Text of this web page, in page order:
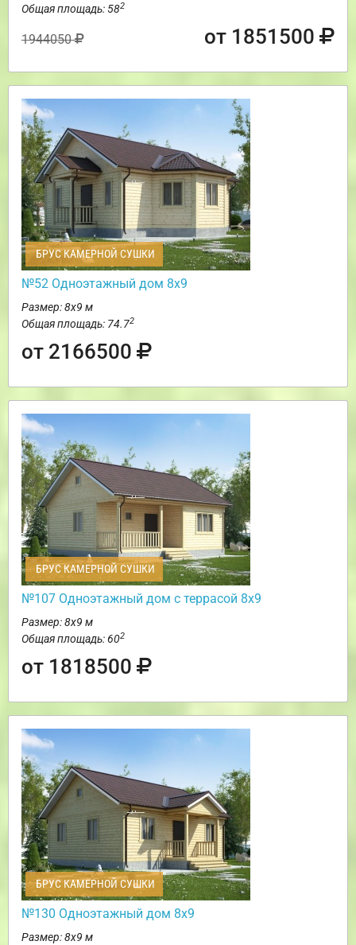
Общая площадь: 582
1944050 от 1851500
БРУС КАМЕРНОЙ СУШКИ
№52 Одноэтажный дом 8х9
Размер: 8х9 м
Общая площадь: 74.72
от 2166500
БРУС КАМЕРНОЙ СУШКИ
№107 Одноэтажный дом с террасой 8х9
Размер: 8х9 м
Общая площадь: 602
от 1818500
БРУС КАМЕРНОЙ СУШКИ
№130 Одноэтажный дом 8х9
Размер: 8х9 м